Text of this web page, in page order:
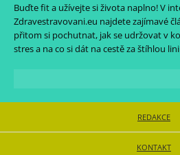
Buďte fit a užívejte si života naplno! V
Zdravestravovani.eu najdete zajímavé
přitom si pochutnat, jak se udržovat v
stres a na co si dát na cestě za štíhlou
REDAKCE
KONTAKT